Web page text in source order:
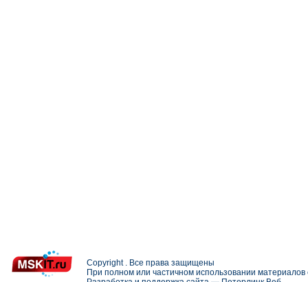
Copyright . Все права защищены
При полном или частичном использовании